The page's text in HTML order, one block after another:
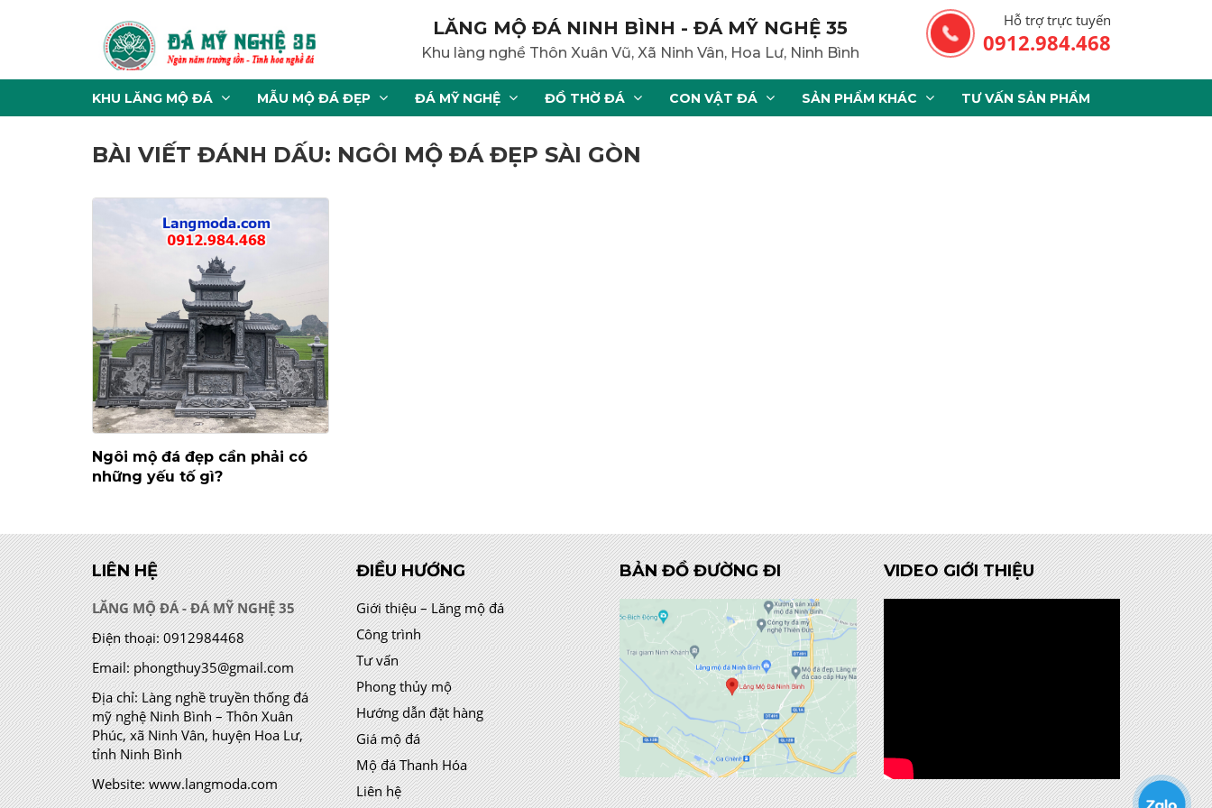
LĂNG MỘ ĐÁ NINH BÌNH - ĐÁ MỸ NGHỆ 35
Khu làng nghề Thôn Xuân Vũ, Xã Ninh Vân, Hoa Lư, Ninh Bình
Hỗ trợ trực tuyến
0912.984.468
KHU LĂNG MỘ ĐÁ MẪU MỘ ĐÁ ĐẸP ĐÁ MỸ NGHỆ ĐỒ THỜ ĐÁ CON VẬT ĐÁ SẢN PHẨM KHÁC TƯ VẤN SẢN PHẨM
BÀI VIẾT ĐÁNH DẤU: NGÔI MỘ ĐÁ ĐẸP SÀI GÒN
Ngôi mộ đá đẹp cần phải có
những yếu tố gì?
LIÊN HỆ
LĂNG MỘ ĐÁ - ĐÁ MỸ NGHỆ 35
Điện thoại: 0912984468
Email: phongthuy35@gmail.com
Địa chỉ:Làng nghề truyền thống đá
mỹ nghệ Ninh Bình – Thôn Xuân
Phúc, xã Ninh Vân, huyện Hoa Lư,
tỉnh Ninh Bình
Website: www.langmoda.com
ĐIỀU HƯỚNG
Giới thiệu – Lăng mộ đá
Công trình
Tư vấn
Phong thủy mộ
Hướng dẫn đặt hàng
Giá mộ đá
Mộ đá Thanh Hóa
Liên hệ
BẢN ĐỒ ĐƯỜNG ĐI VIDEO GIỚI THIỆU